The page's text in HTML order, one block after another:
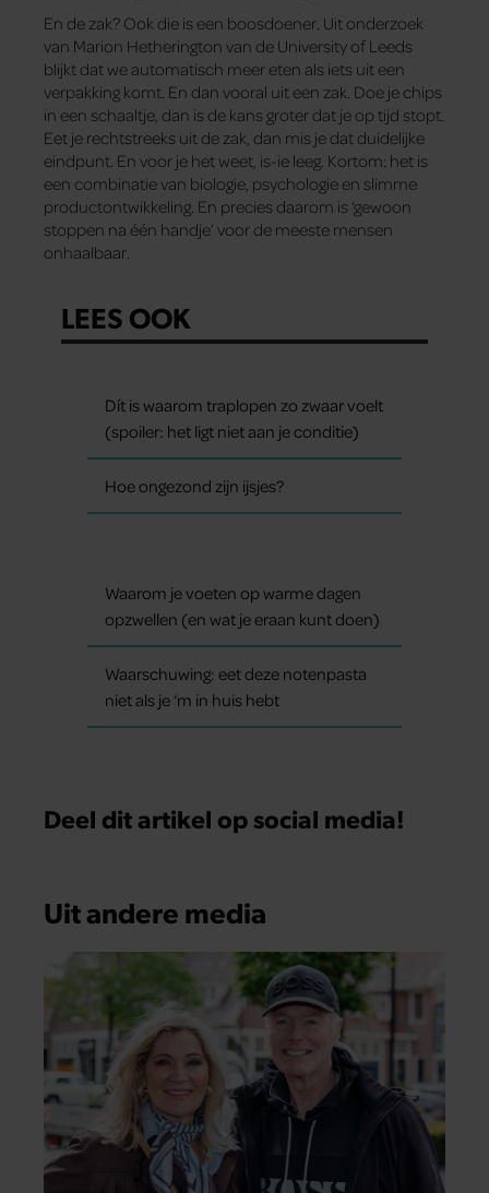
En de zak? Ook die is een boosdoener. Uit onderzoek
van Marion Hetherington van de University of Leeds
blijkt dat we automatisch meer eten als iets uit een
verpakking komt. En dan vooral uit een zak. Doe je chips
in een schaaltje, dan is de kans groter dat je op tijd stopt.
Eet je rechtstreeks uit de zak, dan mis je dat duidelijke
eindpunt. En voor je het weet, is-ie leeg. Kortom: het is
een combinatie van biologie, psychologie en slimme
productontwikkeling. En precies daarom is ‘gewoon
stoppen na één handje’ voor de meeste mensen
onhaalbaar.
LEES OOK
Dít is waarom traplopen zo zwaar voelt
(spoiler: het ligt niet aan je conditie)
Hoe ongezond zijn ijsjes?
Waarom je voeten op warme dagen
opzwellen (en wat je eraan kunt doen)
Waarschuwing: eet deze notenpasta
niet als je ‘m in huis hebt
Deel dit artikel op social media!
Uit andere media